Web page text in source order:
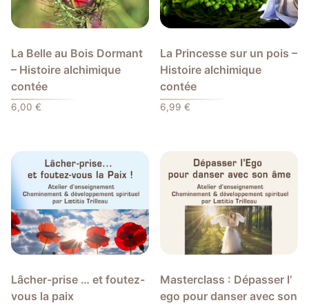
La Belle au Bois Dormant
– Histoire alchimique
contée
6,00 €
La Princesse sur un pois –
Histoire alchimique
contée
6,99€
Lâcher-prise … et foutez-
vous la paix
Masterclass : Dépasser l’
ego pour danser avec son